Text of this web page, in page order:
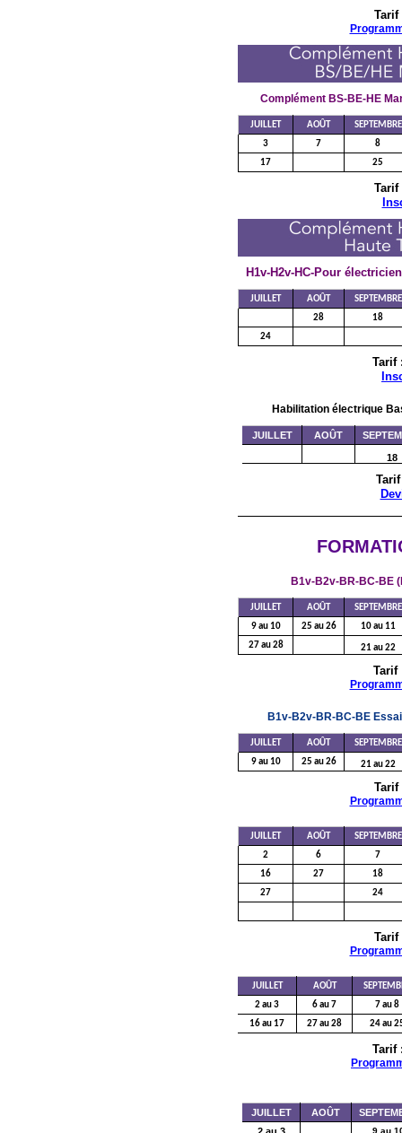
Tarif
Complément BS-BE-HE
JUILLET AOÛT
SEPTEMBRE
3
7
8
17
25
Tarif
H1v-H2v-HC-Pour
JUILLET AOÛT
SEPTEMBRE
28
18
24
Tarif
Habilitation électrique
JUILLET AOÛT
18
B1v-B2v-BR-BC-BE
JUILLET AOÛT
SEPTEMBRE
9 au 10
25 au 26
10 au 11
27 au 28
21 au 22
Tarif
B1v-B2v-BR-BC-BE
JUILLET AOÛT
SEPTEMBRE
9 au 10
25 au 26 21 au 22
Tarif
JUILLET AOÛT
SEPTEMBRE
2
6
7
16
27
18
27
24
Tarif
JUILLET AOÛT
2 au 3
6 au 7
7 au 8
16 au 17
27 au 28 24 au
Tarif
JUILLET AOÛT
9 au